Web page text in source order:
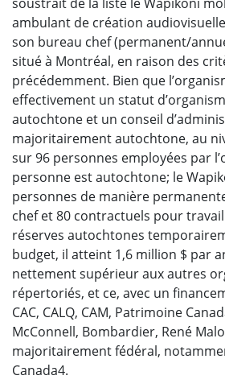
ambulant de création
son bureau chef (permanent/
situé à Montréal, en raison des
précédemment. Bien que
effectivement un statut
autochtone et un conseil
majoritairement autochtone, au
sur 96 personnes employées par
personne est autochtone; le
personnes de manière
chef et 80 contractuels pour
réserves autochtones
budget, il atteint 1,6 million $ par
nettement supérieur aux autres
répertoriés, et ce, avec un
CAC, CALQ, CAM, Patrimoine
McConnell, Bombardier, René
majoritairement fédéral,
Canada4.